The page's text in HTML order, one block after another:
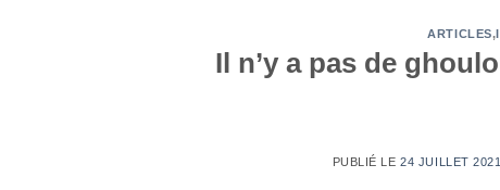
ARTICLES,
Il n’y a pas de
PUBLIÉ LE24 JUILLET